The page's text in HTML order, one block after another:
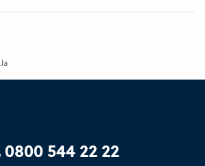
Ja
0800 544 22 22